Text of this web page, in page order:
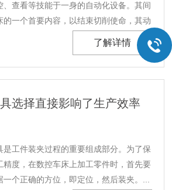
、查看等技能于一身的自动化设备。其间
的一个首要内容，以结束切削使命，其动
了解详情
选择直接影响了生产效率
是工件装夹过程的重要组成部分。为了保
精度，在数控车床上加工零件时，首先要
个正确的方位，即定位，然后装夹。...